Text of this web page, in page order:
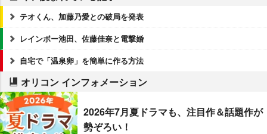
テオくん、加藤乃愛との破局を発表
レインボー池田、佐藤佳奈と電撃婚
自宅で「温泉卵」を簡単に作る方法
オリコン インフォメーション
2026年7月夏ドラマも、注目作＆話題作が
勢ぞろい！